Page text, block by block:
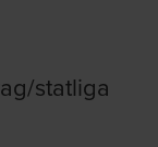
statliga